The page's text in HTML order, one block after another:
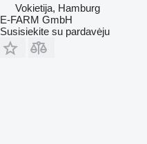
Vokietija, Hamburg
E-FARM GmbH
Susisiekite su pardavėju